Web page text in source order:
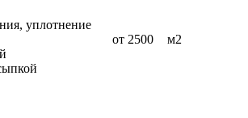
уплотнение
от 2500 м2